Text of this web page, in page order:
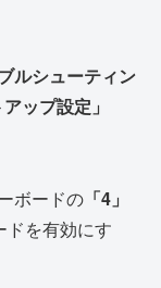
ルシューティン
ップ設定」
ボードの 「4」
ドを有効にす